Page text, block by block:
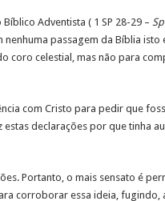
Adventista ( 1 SP 28-29 –
passagem da Bíblia
celestial, mas não para
com Cristo para pedir que
estas declarações por que tinha
Portanto, o mais sensato é
corroborar essa ideia, fugindo,